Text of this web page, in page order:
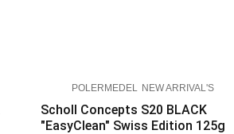
POLERMEDEL NEW ARRIVAL'S
Scholl Concepts S20 BLACK
"EasyClean" Swiss Edition 125g